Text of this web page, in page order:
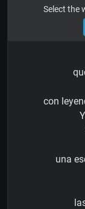
Select the
con
una